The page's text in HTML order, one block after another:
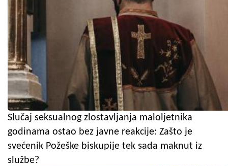
Slučaj seksualnog zlostavljanja maloljetnika
godinama ostao bez javne reakcije: Zašto je
svećenik Požeške biskupije tek sada maknut iz
službe?